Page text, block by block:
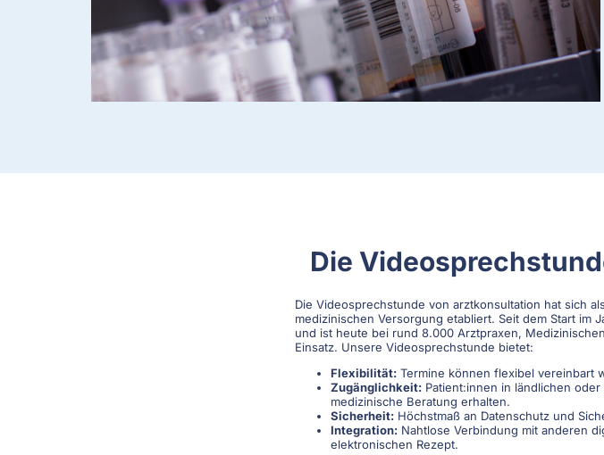
Die
Die Videosprechstunde von arztkonsultation hat sich
medizinischen Versorgung etabliert. Seit dem Start im
und ist heute bei rund 8.000 Arztpraxen,
Einsatz. Unsere Videosprechstunde bietet:
Flexibilität: Termine können flexibel vereinbart
Zugänglichkeit: Patient:innen in ländlichen
medizinische Beratung erhalten.
Sicherheit: Höchstmaß an Datenschutz und
Integration: Nahtlose Verbindung mit anderen
elektronischen Rezept.